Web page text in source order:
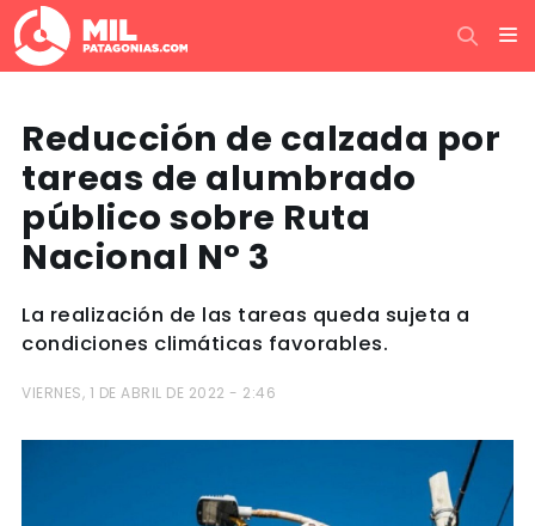
Reducción de calzada por
tareas de alumbrado
público sobre Ruta
Nacional N° 3
La realización de las tareas queda sujeta a
condiciones climáticas favorables.
VIERNES, 1 DE ABRIL DE 2022 - 2:46